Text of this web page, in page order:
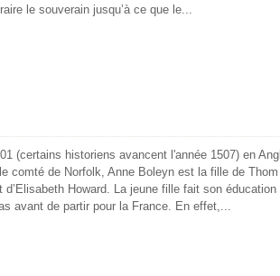
le souverain jusqu’à ce que le...
(certains historiens avancent l'année 1507) en Angl
comté de Norfolk, Anne Boleyn est la fille de Thom
d’Elisabeth Howard. La jeune fille fait son éducation
avant de partir pour la France. En effet,...